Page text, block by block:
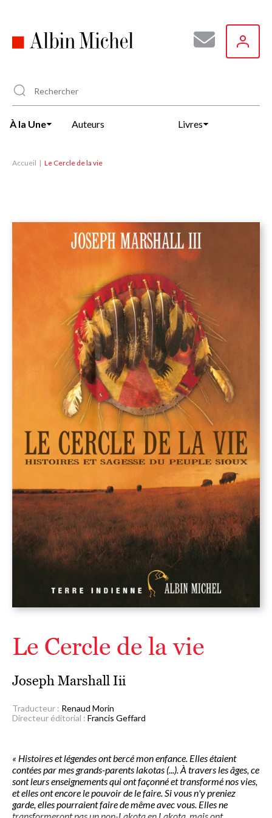
principal
À la Une Auteurs Livres
Accueil Le Cercle de la vie
Le Cercle de la vie
Joseph Marshall Iii
Traducteur : Renaud Morin
Directeur éditorial : Francis Geffard
« Histoires et légendes ont bercé mon enfance. Elles étaient
contées par mes grands-parents lakotas (...). À travers les âges, ce
sont leurs enseignements qui ont façonné et transformé nos vies,
et elles ont encore le pouvoir de le faire. Si vous n'y preniez
garde, elles pourraient faire de même avec vous. Elles ne
transformeront pas un non-Lakota en Lakota, mais ont